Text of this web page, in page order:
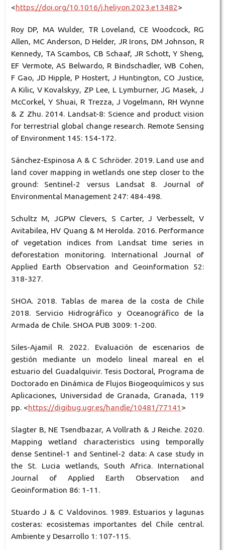
<https://doi.org/10.1016/j.heliyon.2023.e13482>
Roy DP, MA Wulder, TR Loveland, CE Woodcock, RG
Allen, MC Anderson, D Helder, JR Irons, DM Johnson, R
Kennedy, TA Scambos, CB Schaaf, JR Schott, Y Sheng,
EF Vermote, AS Belwardo, R Bindschadler, WB Cohen,
F Gao, JD Hipple, P Hostert, J Huntington, CO Justice,
A Kilic, V Kovalskyy, ZP Lee, L Lymburner, JG Masek, J
McCorkel, Y Shuai, R Trezza, J Vogelmann, RH Wynne
& Z Zhu. 2014. Landsat-8: Science and product vision
for terrestrial global change research. Remote Sensing
of Environment 145: 154-172.
Sánchez-Espinosa A & C Schröder. 2019. Land use and
land cover mapping in wetlands one step closer to the
ground: Sentinel-2 versus Landsat 8. Journal of
Environmental Management 247: 484-498.
Schultz M, JGPW Clevers, S Carter, J Verbesselt, V
Avitabilea, HV Quang & M Herolda. 2016. Performance
of vegetation indices from Landsat time series in
deforestation monitoring. International Journal of
Applied Earth Observation and Geoinformation 52:
318-327.
SHOA. 2018. Tablas de marea de la costa de Chile
2018. Servicio Hidrográfico y Oceanográfico de la
Armada de Chile. SHOA PUB 3009: 1-200.
Siles-Ajamil R. 2022. Evaluación de escenarios de
gestión mediante un modelo lineal mareal en el
estuario del Guadalquivir. Tesis Doctoral, Programa de
Doctorado en Dinámica de Flujos Biogeoquímicos y sus
Aplicaciones, Universidad de Granada, Granada, 119
pp. <https://digibug.ugr.es/handle/10481/77141 >
Slagter B, NE Tsendbazar, A Vollrath & J Reiche. 2020.
Mapping wetland characteristics using temporally
dense Sentinel-1 and Sentinel-2 data: A case study in
the St. Lucia wetlands, South Africa. International
Journal of Applied Earth Observation and
Geoinformation 86: 1-11.
Stuardo J & C Valdovinos. 1989. Estuarios y lagunas
costeras: ecosistemas importantes del Chile central.
Ambiente y Desarrollo 1: 107-115.